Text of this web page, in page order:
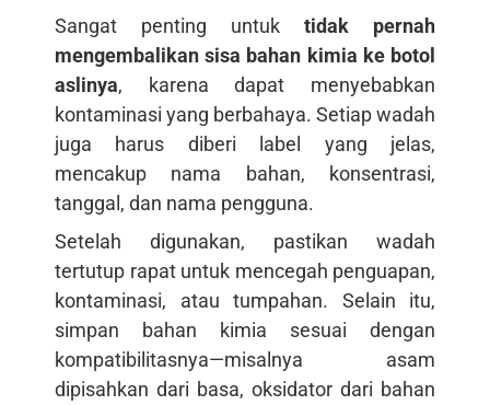
Sangat penting untuk tidak pernah
mengembalikan sisa bahan kimia ke botol
aslinya, karena dapat menyebabkan
kontaminasi yang berbahaya. Setiap wadah
juga harus diberi label yang jelas,
mencakup nama bahan, konsentrasi,
tanggal, dan nama pengguna.
Setelah digunakan, pastikan wadah
tertutup rapat untuk mencegah penguapan,
kontaminasi, atau tumpahan. Selain itu,
simpan bahan kimia sesuai dengan
kompatibilitasnya—misalnya asam
dipisahkan dari basa, oksidator dari bahan